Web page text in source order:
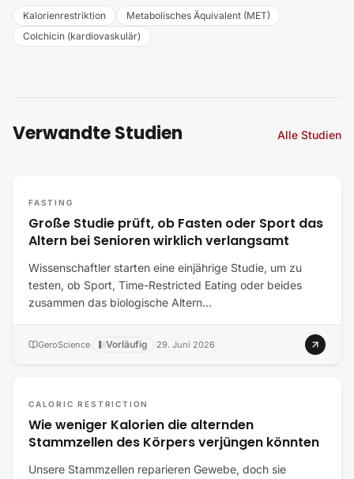
Kalorienrestriktion
Metabolisches Äquivalent (MET)
Colchicin (kardiovaskulär)
Verwandte Studien Alle Studien
FASTING
Große Studie prüft, ob Fasten oder Sport das
Altern bei Senioren wirklich verlangsamt
Wissenschaftler starten eine einjährige Studie, um zu
testen, ob Sport, Time-Restricted Eating oder beides
zusammen das biologische Altern…
GeroScience· Vorläufig ·29. Juni 2026
CALORIC RESTRICTION
Wie weniger Kalorien die alternden
Stammzellen des Körpers verjüngen könnten
Unsere Stammzellen reparieren Gewebe, doch sie